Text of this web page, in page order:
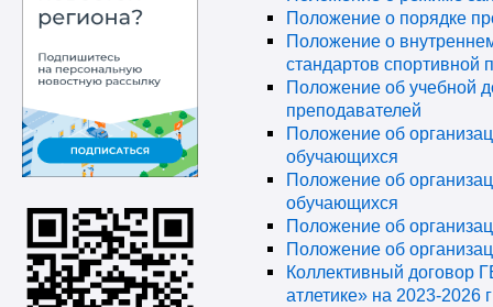
Положение о порядке
Положение о
стандартов спортивной
Положение об учебной
преподавателей
Положение об
обучающихся
Положение об
обучающихся
Положение об
Положение об
Коллективный
атлетике» на 2023-2026